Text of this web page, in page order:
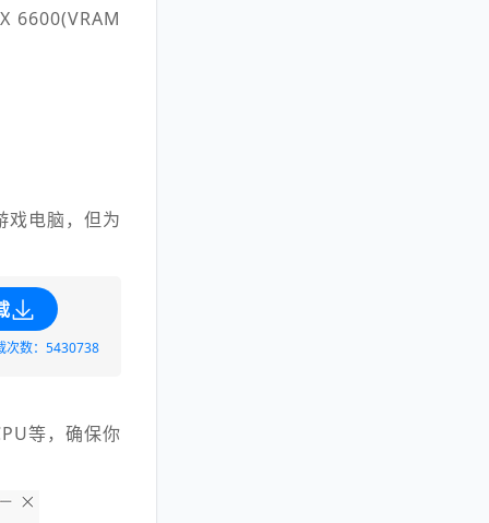
6600(VRAM
戏电脑，但为
次数：5430738
等，确保你